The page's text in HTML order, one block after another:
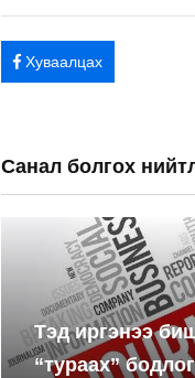
Хуваалцах
Санал болгох
Тэд иргэнээ
“тураах”